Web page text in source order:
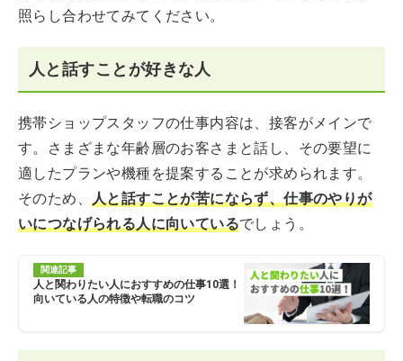
照らし合わせてみてください。
人と話すことが好きな人
携帯ショップスタッフの仕事内容は、接客がメインで
す。さまざまな年齢層のお客さまと話し、その要望に
適したプランや機種を提案することが求められます。
そのため、 人と話すことが苦にならず、仕事のやりが
いにつなげられる人に向いているでしょう。
関連記事
人と関わりたい人におすすめの仕事10選！
向いている人の特徴や転職のコツ